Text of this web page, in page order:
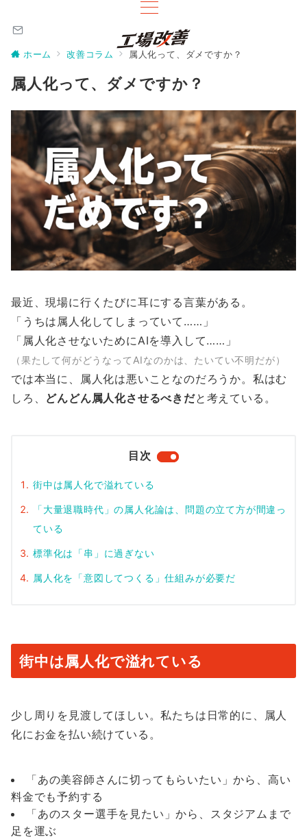
ホーム 改善コラム 属人化って、ダメですか？
属人化って、ダメですか？
最近、現場に行くたびに耳にする言葉がある。
「うちは属人化してしまっていて……」
「属人化させないためにAIを導入して……」
（果たして何がどうなってAIなのかは、たいてい不明だが）
では本当に、属人化は悪いことなのだろうか。私はむ
しろ、 どんどん属人化させるべきだと考えている。
目次
街中は属人化で溢れている
「大量退職時代」の属人化論は、問題の立て方が間違っ
ている
標準化は「串」に過ぎない
属人化を「意図してつくる」仕組みが必要だ
街中は属人化で溢れている
少し周りを見渡してほしい。私たちは日常的に、属人
化にお金を払い続けている。
「あの美容師さんに切ってもらいたい」から、高い
料金でも予約する
「あのスター選手を見たい」から、スタジアムまで
足を運ぶ